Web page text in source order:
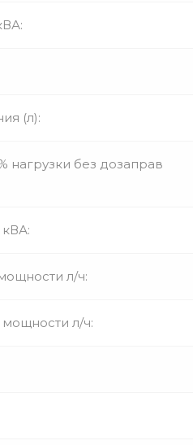
(л):
нагрузки без дозаправ
л/ч:
мощности л/ч: